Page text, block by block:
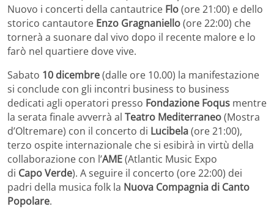
Nuovo i concerti della cantautrice Flo(ore 21:00) e dello
storico cantautore Enzo Gragnaniello(ore22:00) che
tornerà a suonare dal vivo dopo il recente malore e lo
farò nel quartiere dove vive.
Sabato 10 dicembre(dalle ore 10.00) la manifestazione
si conclude con gli incontri business to business
dedicati agli operatori presso Fondazione Foqus mentre
la serata finale avverrà al Teatro Mediterraneo(Mostra
d’Oltremare) con il concerto di Lucibela(ore 21:00),
terzo ospite internazionale che si esibirà in virtù della
collaborazione con l’AME(Atlantic Music Expo
di CapoVerde). A seguire il concerto (ore 22:00) dei
padri della musica folk la Nuova Compagnia di Canto
Popolare.